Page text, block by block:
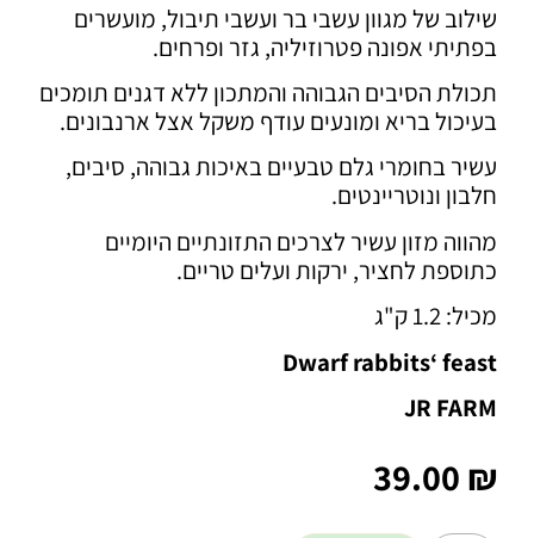
שילוב של מגוון עשבי בר ועשבי תיבול, מועשרים
בפתיתי אפונה פטרוזיליה, גזר ופרחים.
תכולת הסיבים הגבוהה והמתכון ללא דגנים תומכים
בעיכול בריא ומונעים עודף משקל אצל ארנבונים.
עשיר בחומרי גלם טבעיים באיכות גבוהה, סיבים,
חלבון ונוטריינטים.
מהווה מזון עשיר לצרכים התזונתיים היומיים
כתוספת לחציר, ירקות ועלים טריים.
מכיל: 1.2 ק"ג
Dwarf rabbits‘ feast
JR FARM
39.00 ₪